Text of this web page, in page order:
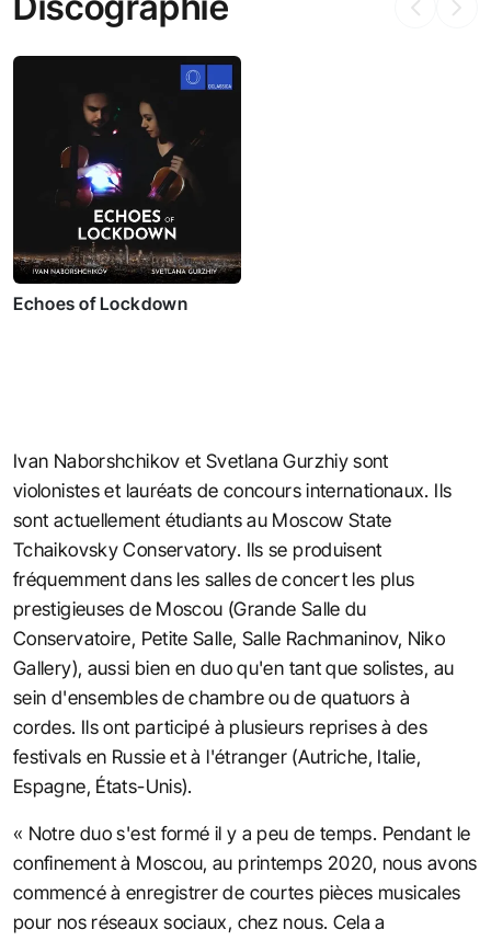
Echoes of Lockdown
Ivan Naborshchikov et Svetlana Gurzhiy sont
violonistes et lauréats de concours internationaux. Ils
sont actuellement étudiants au Moscow State
Tchaikovsky Conservatory. Ils se produisent
fréquemment dans les salles de concert les plus
prestigieuses de Moscou (Grande Salle du
Conservatoire, Petite Salle, Salle Rachmaninov, Niko
Gallery), aussi bien en duo qu'en tant que solistes, au
sein d'ensembles de chambre ou de quatuors à
cordes. Ils ont participé à plusieurs reprises à des
festivals en Russie et à l'étranger (Autriche, Italie,
Espagne, États-Unis).
« Notre duo s'est formé il y a peu de temps. Pendant le
confinement à Moscou, au printemps 2020, nous avons
commencé à enregistrer de courtes pièces musicales
pour nos réseaux sociaux, chez nous. Cela a